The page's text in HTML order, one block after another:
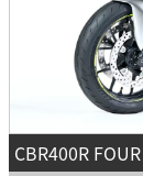
CBR400R